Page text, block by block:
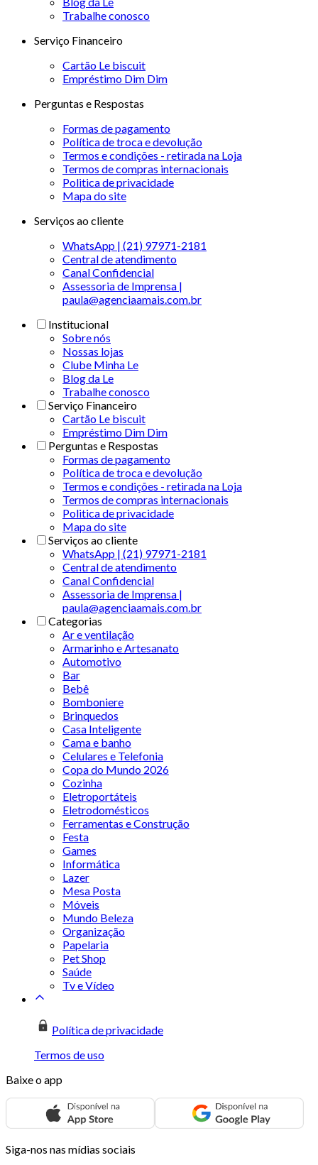
Trabalhe conosco
Serviço Financeiro
Cartão Le biscuit
Empréstimo Dim Dim
Perguntas e Respostas
Formas de pagamento
Política de troca e devolução
Termos e condições - retirada na Loja
Termos de compras internacionais
Politica de privacidade
Mapa do site
Serviços ao cliente
WhatsApp | (21) 97971-2181
Central de atendimento
Canal Confidencial
Assessoria de Imprensa |
paula@agenciaamais.com.br
Institucional
Sobre nós
Nossas lojas
Clube Minha Le
Blog da Le
Trabalhe conosco
Serviço Financeiro
Cartão Le biscuit
Empréstimo Dim Dim
Perguntas e Respostas
Formas de pagamento
Política de troca e devolução
Termos e condições - retirada na Loja
Termos de compras internacionais
Politica de privacidade
Mapa do site
Serviços ao cliente
WhatsApp | (21) 97971-2181
Central de atendimento
Canal Confidencial
Assessoria de Imprensa |
paula@agenciaamais.com.br
Categorias
Ar e ventilação
Armarinho e Artesanato
Automotivo
Bar
Bebê
Bomboniere
Brinquedos
Casa Inteligente
Cama e banho
Celulares e Telefonia
Copa do Mundo 2026
Cozinha
Eletroportáteis
Eletrodomésticos
Ferramentas e Construção
Festa
Games
Informática
Lazer
Mesa Posta
Móveis
Mundo Beleza
Organização
Papelaria
Pet Shop
Saúde
Tv e Vídeo
Política de privacidade
Termos de uso
Baixe o app
Siga-nos nas mídias sociais